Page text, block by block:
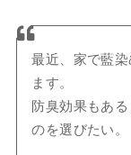
最近、家で藍
ます。
防臭効果もあ
のを選びたい。